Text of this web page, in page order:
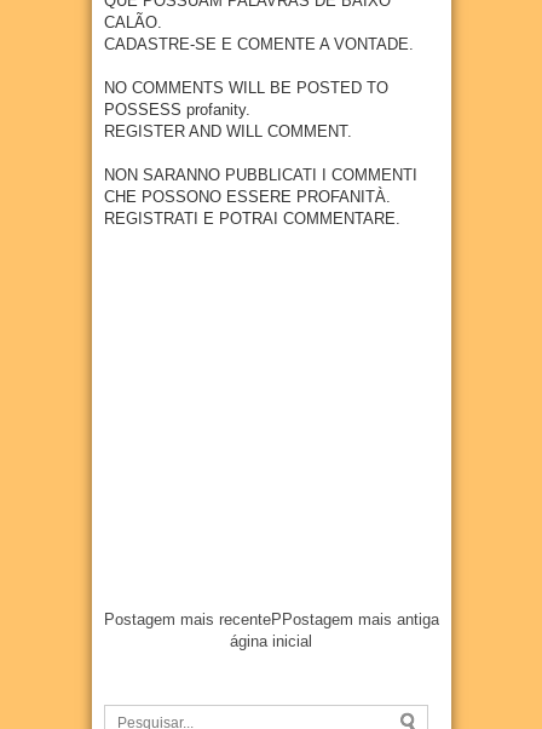
óstico
ce do
câncer
27 Jul 2026
ria em
a
que
receb
erá
empr
esa
metal
úrgica
com
previs
ão de
300
CALÃO.
CADASTRE-SE E COMENTE A VONTADE.
NO COMMENTS WILL BE POSTED TO
POSSESS profanity.
REGISTER AND WILL COMMENT.
NON SARANNO PUBBLICATI I COMMENTI
CHE POSSONO ESSERE PROFANITÀ.
REGISTRATI E POTRAI COMMENTARE.
Postagem mais recente Postagem mais antiga
P
ágina inicial